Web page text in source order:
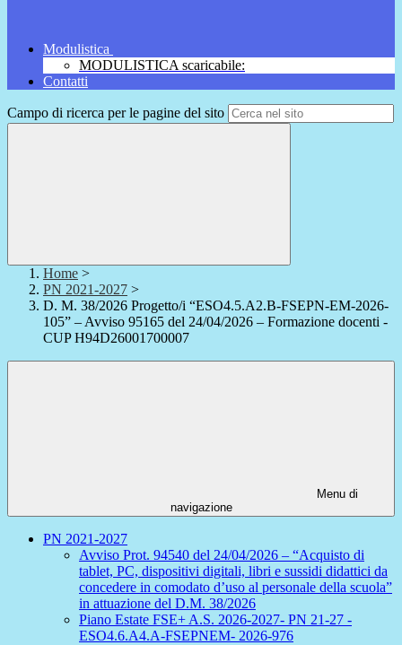
Modulistica
MODULISTICA scaricabile:
Contatti
Campo di ricerca per le pagine del sito
Home >
PN 2021-2027 >
D. M. 38/2026 Progetto/i “ESO4.5.A2.B-FSEPN-EM-2026-
105” – Avviso 95165 del 24/04/2026 – Formazione docenti -
CUP H94D26001700007
Menu di
navigazione
PN 2021-2027
Avviso Prot. 94540 del 24/04/2026 – “Acquisto di
tablet, PC, dispositivi digitali, libri e sussidi didattici da
concedere in comodato d’uso al personale della scuola”
in attuazione del D.M. 38/2026
Piano Estate FSE+ A.S. 2026-2027- PN 21-27 -
ESO4.6.A4.A-FSEPNEM- 2026-976